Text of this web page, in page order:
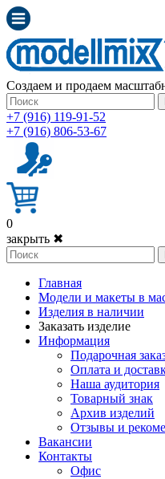
Создаем и продаем
+7 (916) 119-91-52
+7 (916) 806-53-67
0
закрыть ✖
Главная
Модели и макеты в
Изделия в наличии
Заказать изделие
Информация
Подарочная
Оплата и
Наша аудитория
Товарный знак
Архив изделий
Отзывы и
Вакансии
Контакты
Офис